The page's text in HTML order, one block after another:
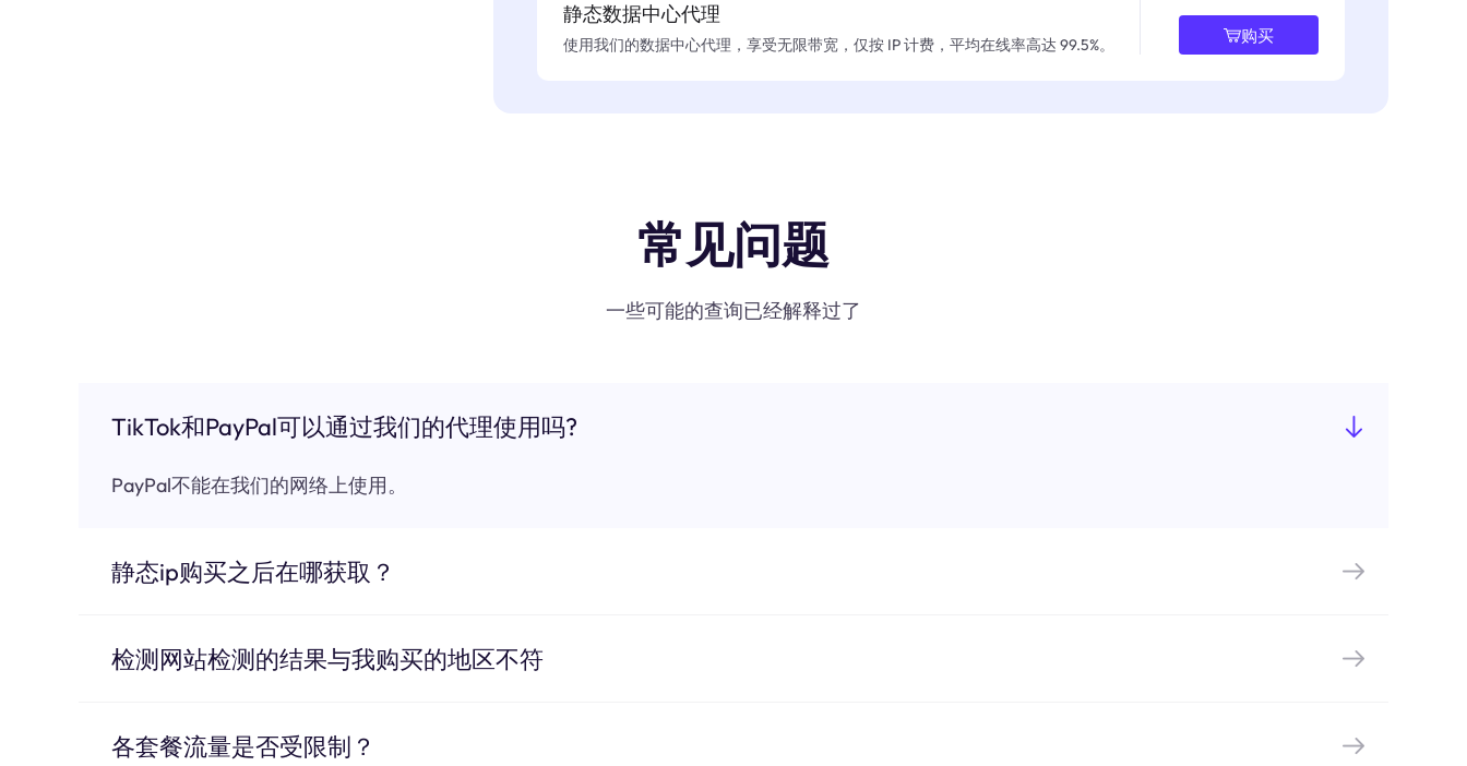
静态数据中心代理
使用我们的数据中心代理，享受无限带宽，仅按 IP 计费，平均在线率高达 99.5%。 购买
常见问题
一些可能的查询已经解释过了
TikTok和PayPal可以通过我们的代理使用吗?
PayPal不能在我们的网络上使用。
静态ip购买之后在哪获取？
检测网站检测的结果与我购买的地区不符
各套餐流量是否受限制？